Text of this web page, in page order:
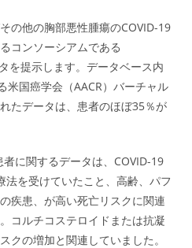
の他の胸部悪性腫瘍のCOVID-19
コンソーシアムである
を提示します。データベース内
米国癌学会（AACR）バーチャル
たデータは、患者のほぼ35％が
に関するデータは、COVID-19
法を受けていたこと、高齢、パフ
疾患、が高い死亡リスクに関連
コルチコステロイドまたは抗凝
クの増加と関連していました。